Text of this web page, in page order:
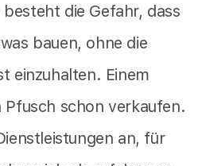
die Gefahr, dass
bauen, ohne die
einzuhalten. Einem
Pfusch schon verkaufen.
an, für